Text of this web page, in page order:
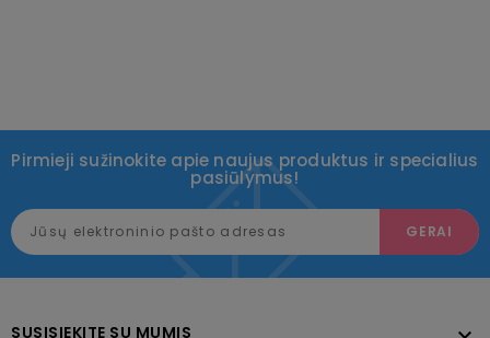
Pirmieji sužinokite apie naujus produktus ir specialius
pasiūlymus!
SUSISIEKITE SU MUMIS